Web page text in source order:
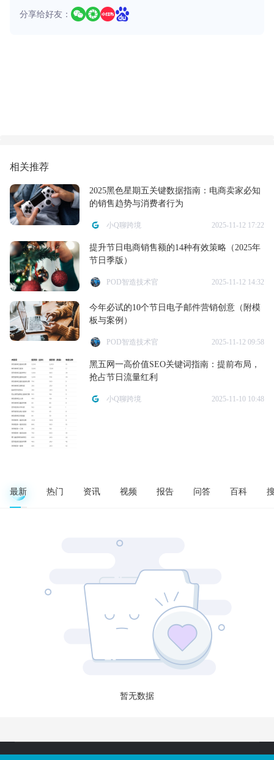
分享给好友：
相关推荐
2025黑色星期五关键数据指南：电商卖家必知
的销售趋势与消费者行为
小Q聊跨境 2025-11-12 17:22
提升节日电商销售额的14种有效策略（2025年
节日季版）
POD智造技术官 2025-11-12 14:32
今年必试的10个节日电子邮件营销创意（附模
板与案例）
POD智造技术官 2025-11-12 09:58
黑五网一高价值SEO关键词指南：提前布局，
抢占节日流量红利
小Q聊跨境 2025-11-10 10:48
最新 热门 资讯 视频 报告 问答 百科
暂无数据